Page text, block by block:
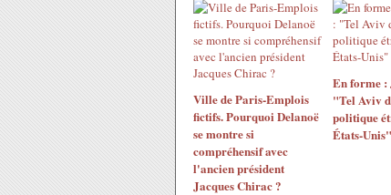
Ville de Paris-Emplois
fictifs. Pourquoi Delanoë
se montre si
compréhensif avec
l'ancien président
Jacques Chirac ?
En forme :
"Tel Aviv
politique
États-Unis"